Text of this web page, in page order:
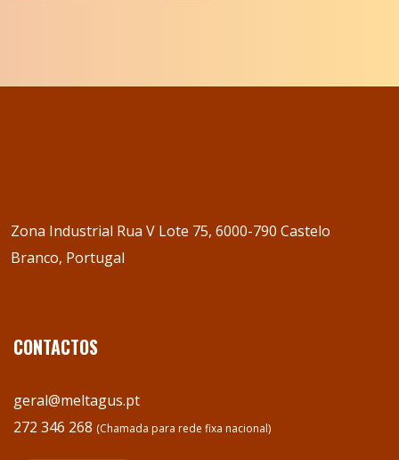
Zona Industrial Rua V Lote 75, 6000-790 Castelo
Branco, Portugal
CONTACTOS
geral@meltagus.pt
272 346 268 (Chamada para rede fixa nacional)